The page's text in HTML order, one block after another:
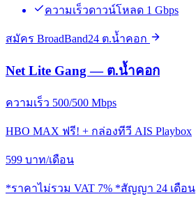
ความเร็วดาวน์โหลด 1 Gbps
สมัคร BroadBand24 ต.น้ำคอก
Net Lite Gang — ต.น้ำคอก
ความเร็ว 500/500 Mbps
HBO MAX ฟรี! + กล่องทีวี AIS Playbox
599 บาท/เดือน
*ราคาไม่รวม VAT 7% *สัญญา 24 เดือน